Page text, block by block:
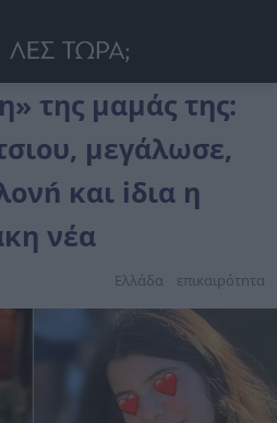
της μαμάς της:
μεγάλωσε,
και iδια η
νέα
Ελλάδα επικαιpότnτα